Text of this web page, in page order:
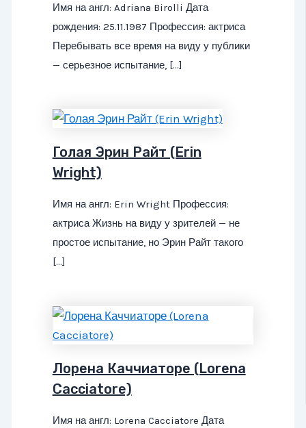
Имя на англ: Adriana Birolli Дата
рождения: 25.11.1987 Профессия: актриса
Перебывать все время на виду у публики
— серьезное испытание, […]
Голая Эрин Райт (Erin
Wright)
Имя на англ: Erin Wright Профессия:
актриса Жизнь на виду у зрителей — не
простое испытание, но Эрин Райт такого
[…]
Лорена Каччиаторе (Lorena
Cacciatore)
Имя на англ: Lorena Cacciatore Дата